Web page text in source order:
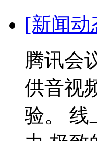
[新闻动
腾讯会
供音视
验。 线